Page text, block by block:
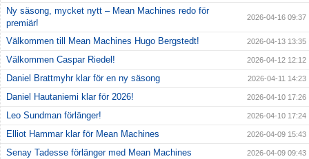
Ny säsong, mycket nytt – Mean Machines redo för
premiär!
2026-04-16 09:37
Välkommen till Mean Machines Hugo Bergstedt! 2026-04-13 13:35
Välkommen Caspar Riedel! 2026-04-12 12:12
Daniel Brattmyhr klar för en ny säsong 2026-04-11 14:23
Daniel Hautaniemi klar för 2026! 2026-04-10 17:26
Leo Sundman förlänger! 2026-04-10 17:24
Elliot Hammar klar för Mean Machines 2026-04-09 15:43
Senay Tadesse förlänger med Mean Machines 2026-04-09 09:43